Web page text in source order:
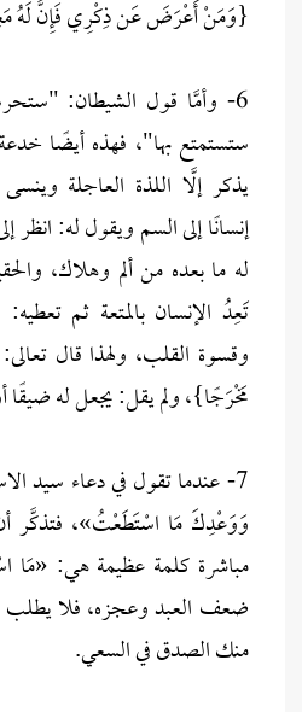
{وَمَنْ أَعْرَضَ عَن ذِكْرِي فَإِنَّ لَهُ
6- وأمَّا قول الشيطان:
ستستمتع بها"، فهذه أيضًا
يذكر إلَّا اللذة العاجلة
إنسانًا إلى السم ويقول له:
له ما بعده من ألم وهلاك،
تَعِدُ الإنسان بالمتعة ثم تعطيه:
وقسوة القلب، ولهذا قال
مَخْرَجًا}، ولم يقل: يجعل له ضيقًا
7- عندما تقول في دعاء سيد
وَوَعْدِكَ مَا اسْتَطَعْتُ»، فتذكَّر
مباشرة كلمة عظيمة هي: «مَا
ضعف العبد وعجزه، فلا يطلب
منك الصدق في السعي.